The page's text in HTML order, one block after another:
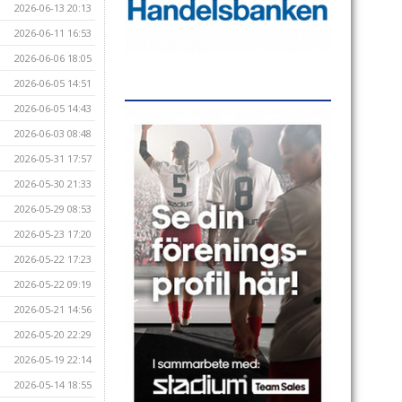
2026-06-13 20:13
2026-06-11 16:53
2026-06-06 18:05
2026-06-05 14:51
2026-06-05 14:43
2026-06-03 08:48
2026-05-31 17:57
2026-05-30 21:33
2026-05-29 08:53
2026-05-23 17:20
2026-05-22 17:23
2026-05-22 09:19
2026-05-21 14:56
2026-05-20 22:29
2026-05-19 22:14
2026-05-14 18:55